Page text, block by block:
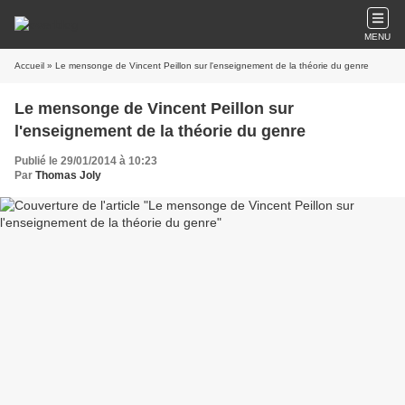
MENU
Accueil » Le mensonge de Vincent Peillon sur l'enseignement de la théorie du genre
Le mensonge de Vincent Peillon sur
l'enseignement de la théorie du genre
Publié le 29/01/2014 à 10:23
Par Thomas Joly